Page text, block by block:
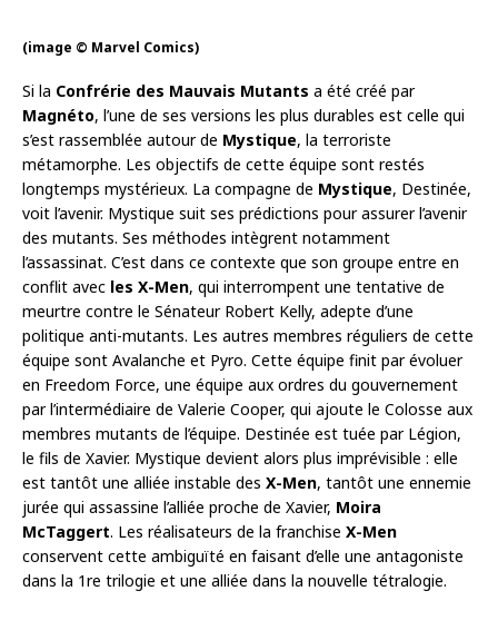
(image © Marvel Comics)
Si la Confrérie des Mauvais Mutants a été créé par
Magnéto, l’une de ses versions les plus durables est celle qui
s’est rassemblée autour de Mystique, la terroriste
métamorphe. Les objectifs de cette équipe sont restés
longtemps mystérieux. La compagne de Mystique, Destinée,
voit l’avenir. Mystique suit ses prédictions pour assurer l’avenir
des mutants. Ses méthodes intègrent notamment
l’assassinat. C’est dans ce contexte que son groupe entre en
conflit avec les X-Men, qui interrompent une tentative de
meurtre contre le Sénateur Robert Kelly, adepte d’une
politique anti-mutants. Les autres membres réguliers de cette
équipe sont Avalanche et Pyro. Cette équipe finit par évoluer
en Freedom Force, une équipe aux ordres du gouvernement
par l’intermédiaire de Valerie Cooper, qui ajoute le Colosse aux
membres mutants de l’équipe. Destinée est tuée par Légion,
le fils de Xavier. Mystique devient alors plus imprévisible : elle
est tantôt une alliée instable des X-Men, tantôt une ennemie
jurée qui assassine l’alliée proche de Xavier, Moira
McTaggert. Les réalisateurs de la franchise X-Men
conservent cette ambiguïté en faisant d’elle une antagoniste
dans la 1re trilogie et une alliée dans la nouvelle tétralogie.